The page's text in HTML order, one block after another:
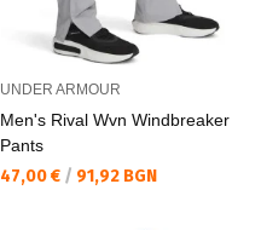
UNDER ARMOUR
Men's Rival Wvn Windbreaker
Pants
Текуща цена:
47,00 € / 91,92 BGN